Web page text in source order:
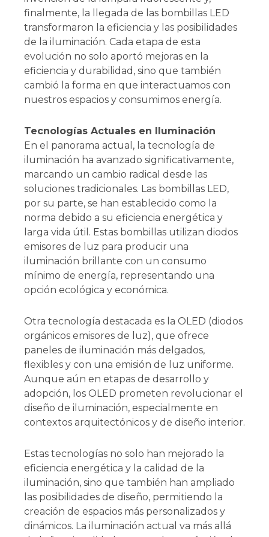
finalmente, la llegada de las bombillas LED
transformaron la eficiencia y las posibilidades
de la iluminación. Cada etapa de esta
evolución no solo aportó mejoras en la
eficiencia y durabilidad, sino que también
cambió la forma en que interactuamos con
nuestros espacios y consumimos energía.
Tecnologías Actuales en Iluminación
En el panorama actual, la tecnología de
iluminación ha avanzado significativamente,
marcando un cambio radical desde las
soluciones tradicionales. Las bombillas LED,
por su parte, se han establecido como la
norma debido a su eficiencia energética y
larga vida útil. Estas bombillas utilizan diodos
emisores de luz para producir una
iluminación brillante con un consumo
mínimo de energía, representando una
opción ecológica y económica.
Otra tecnología destacada es la OLED (diodos
orgánicos emisores de luz), que ofrece
paneles de iluminación más delgados,
flexibles y con una emisión de luz uniforme.
Aunque aún en etapas de desarrollo y
adopción, los OLED prometen revolucionar el
diseño de iluminación, especialmente en
contextos arquitectónicos y de diseño interior.
Estas tecnologías no solo han mejorado la
eficiencia energética y la calidad de la
iluminación, sino que también han ampliado
las posibilidades de diseño, permitiendo la
creación de espacios más personalizados y
dinámicos. La iluminación actual va más allá